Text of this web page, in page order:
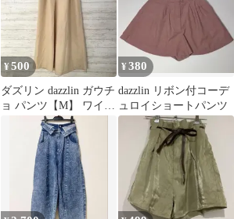
¥ 500
ダズリン dazzlin ガウチ
ョ パンツ【M】 ワイド
ベルト ハイウエスト
¥380
dazzlin リボン付コーデ
ュロイショートパンツ